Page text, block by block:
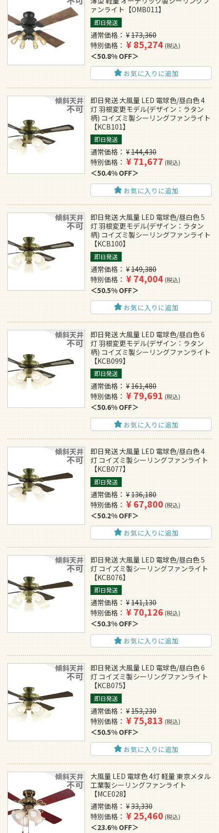
ァンライト【OMB011】
即日発送
通常価格 ¥173,360
特別価格
¥85,274 税込
50.8% OFF
お気に入りに追加
即日発送 大風量 LED 電球色/昼白色 4
灯 羽根変更モデル(デザイン：ラタン
柄) コイズミ製シーリングファンライト
【KCB101】
即日発送
通常価格 ¥144,430
特別価格
¥71,677 税込
50.4% OFF
お気に入りに追加
即日発送 大風量 LED 電球色/昼白色 5
灯 羽根変更モデル(デザイン：ラタン
柄) コイズミ製シーリングファンライト
【KCB100】
即日発送
通常価格 ¥149,380
特別価格
¥74,004 税込
50.5% OFF
お気に入りに追加
即日発送 大風量 LED 電球色/昼白色 6
灯 羽根変更モデル(デザイン：ラタン
柄) コイズミ製シーリングファンライト
【KCB099】
即日発送
通常価格 ¥161,480
特別価格
¥79,691 税込
50.6% OFF
お気に入りに追加
即日発送 大風量 LED 電球色/昼白色 4
灯 コイズミ製シーリングファンライト
【KCB077】
即日発送
通常価格 ¥136,180
特別価格
¥67,800 税込
50.2% OFF
お気に入りに追加
即日発送 大風量 LED 電球色/昼白色 5
灯 コイズミ製シーリングファンライト
【KCB076】
即日発送
通常価格 ¥141,130
特別価格
¥70,126 税込
50.3% OFF
お気に入りに追加
即日発送 大風量 LED 電球色/昼白色 6
灯 コイズミ製シーリングファンライト
【KCB075】
即日発送
通常価格 ¥153,230
特別価格
¥75,813 税込
50.5% OFF
お気に入りに追加
大風量 LED 電球色 4灯 軽量 東京メタル
工業製シーリングファンライト
【MCE028】
通常価格
¥33,330
特別価格
¥25,460 税込
23.6% OFF